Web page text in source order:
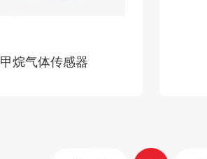
甲烷气体传感器